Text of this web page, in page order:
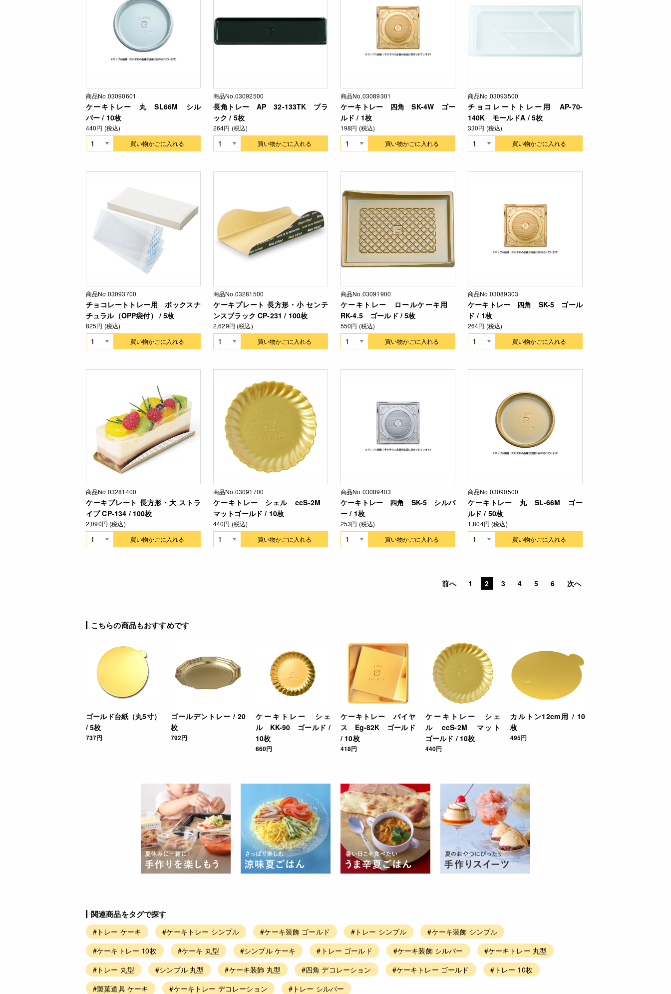
商品No.03090601
ケーキトレー 丸 SL66M シル
バー / 10枚
440円 (税込)
買い物かごに入れる
商品No.03092500
長角トレー AP 32-133TK ブラ
ック / 5枚
264円 (税込)
買い物かごに入れる
商品No.03089301
ケーキトレー 四角 SK-4W ゴー
ルド / 1枚
198円 (税込)
買い物かごに入れる
商品No.03093500
チョコレートトレー用 AP-70-
140K モールドA / 5枚
330円 (税込)
買い物かごに入れる
商品No.03093700
チョコレートトレー用 ボックスナ
チュラル（OPP袋付） / 5枚
825円 (税込)
買い物かごに入れる
商品No.03281500
ケーキプレート 長方形・小 センテ
ンスブラック CP-231 / 100枚
2,629円 (税込)
買い物かごに入れる
商品No.03091900
ケーキトレー ロールケーキ用
RK-4.5 ゴールド / 5枚
550円 (税込)
買い物かごに入れる
商品No.03089303
ケーキトレー 四角 SK-5 ゴール
ド / 1枚
264円 (税込)
買い物かごに入れる
商品No.03281400
ケーキプレート 長方形・大 ストラ
イプ CP-134 / 100枚
2,090円 (税込)
買い物かごに入れる
商品No.03091700
ケーキトレー シェル ccS-2M
マットゴールド / 10枚
440円 (税込)
買い物かごに入れる
商品No.03089403
ケーキトレー 四角 SK-5 シルバ
ー / 1枚
253円 (税込)
買い物かごに入れる
商品No.03090500
ケーキトレー 丸 SL-66M ゴー
ルド / 50枚
1,804円 (税込)
買い物かごに入れる
前へ 1 2 3 4 5 6 次へ
こちらの商品もおすすめです
ゴールド台紙（丸5寸）
/ 5枚
737円
ゴールデントレー / 20
枚
792円
ケーキトレー シェ
ル KK-90 ゴールド /
10枚
660円
ケーキトレー バイヤ
ス Eg-82K ゴールド
/ 10枚
418円
ケーキトレー シェ
ル ccS-2M マット
ゴールド / 10枚
440円
カルトン12cm用 / 10
枚
495円
関連商品をタグで探す
#トレー ケーキ #ケーキトレー シンプル #ケーキ装飾 ゴールド #トレー シンプル
#ケーキ装飾 シンプル
#ケーキトレー 10枚
#ケーキ 丸型 #シンプル ケーキ #トレー ゴールド #ケーキ装飾 シルバー
#ケーキトレー 丸型
#トレー 丸型
#シンプル 丸型 #ケーキ装飾 丸型 #四角 デコレーション #ケーキトレー ゴールド
#トレー 10枚
#製菓道具 ケーキ
#ケーキトレー デコレーション #トレー シルバー